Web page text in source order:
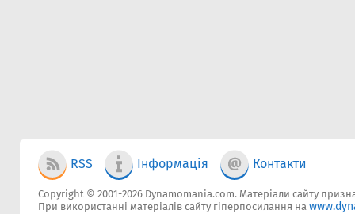
RSS Інформація Контакти
Copyright © 2001-2026 Dynamomania.com. Матеріали сайту
При використанні матеріалів сайту гіперпосилання на